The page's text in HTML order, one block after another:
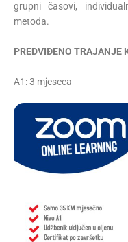
grupni časovi,
metoda.
PREDVIĐENO TRAJANJE
A1: 3 mjeseca